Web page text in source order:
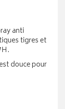
anti
tigres et
douce pour